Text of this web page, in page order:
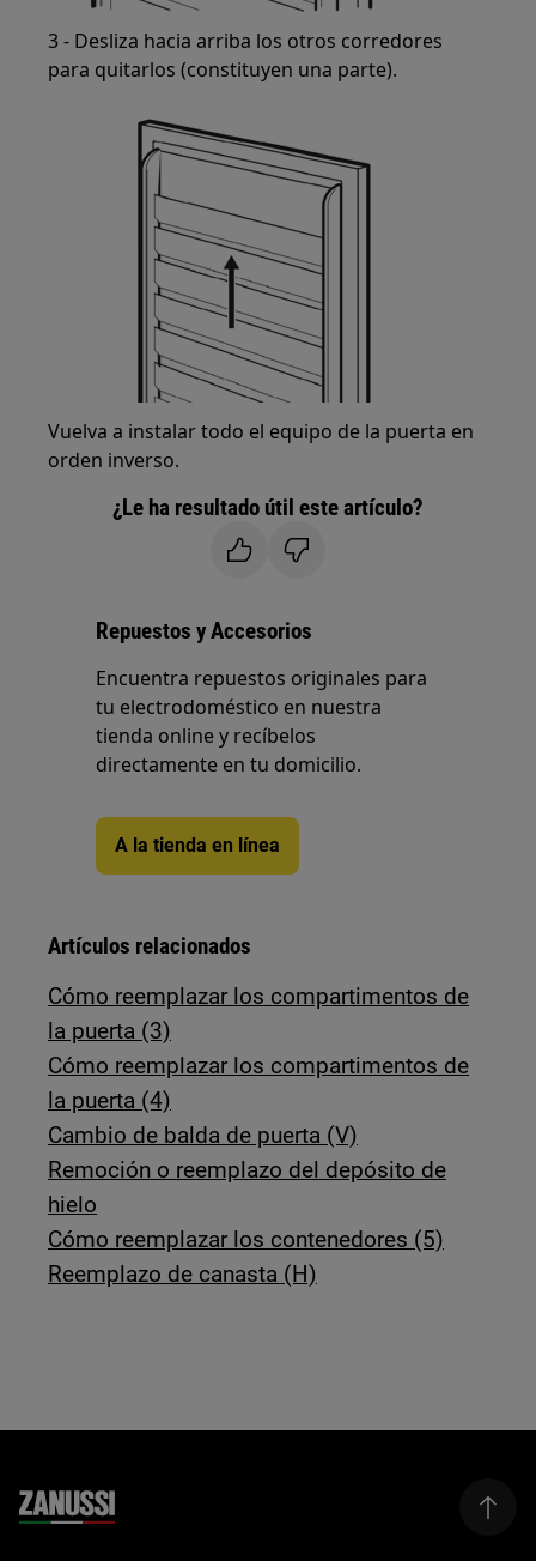
3 - Desliza hacia arriba los otros corredores
para quitarlos (constituyen una parte).
Vuelva a instalar todo el equipo de la puerta en
orden inverso.
¿Le ha resultado útil este artículo?
Repuestos y Accesorios
Encuentra repuestos originales para
tu electrodoméstico en nuestra
tienda online y recíbelos
directamente en tu domicilio.
A la tienda en línea
Artículos relacionados
Cómo reemplazar los compartimentos de
la puerta (3)
Cómo reemplazar los compartimentos de
la puerta (4)
Cambio de balda de puerta (V)
Remoción o reemplazo del depósito de
hielo
Cómo reemplazar los contenedores (5)
Reemplazo de canasta (H)